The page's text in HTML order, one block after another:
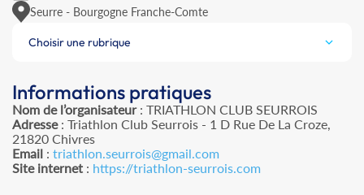
Seurre - Bourgogne Franche-Comte
Choisir une rubrique
Informations pratiques
Nom de l’organisateur: TRIATHLON CLUB SEURROIS
Adresse: Triathlon Club Seurrois - 1 D Rue De La Croze,
21820 Chivres
Email : triathlon.seurrois@gmail.com
Site internet : https://triathlon-seurrois.com